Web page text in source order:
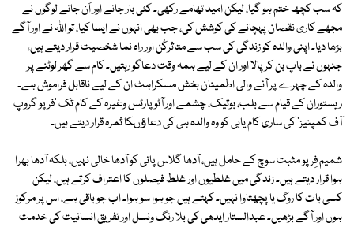
کہ سب کچھ ختم ہو گیا، لیکن امید تھامے رکھی۔ کئی بار جانے اور اَن جانے لوگوں نے
مجھے کاری نقصان پہچانے کی کوشش کی، جب بھی انہوں نے ایسا کیا، تو اللہ نے اور آگے
بڑھا دیا۔ اپنی والدہ کو زندگی کی سب سے متاثرکُن اور راہ نما شخصیت قرار دیتے ہیں،
جنہوں نے باپ بن کر پالا اور ان کے لیے ہمہ وقت دعاگو رہتیں۔ کام سے گھر لوٹنے پر
والدہ کے چہرے پر آنے والی اطمینان بخش مسکراہٹ ان کے لیے ناقابل فراموش ہے۔
ریستوران کے قیام سے بلب، بوتیک، چشمے اور آٹو پارٹس وغیرہ کے کام تک 'فرپو گروپ
آف کمپنیز' کی ساری کام یابی کو وہ والدہ ہی کی دعاﺅںکا ثمرہ قرار دیتے ہیں۔
شمیم فِرپو مثبت سوچ کے حامل ہیں، آدھا گلاس پانی کو آدھا خالی نہیں، بلکہ آدھا بھرا
ہوا قرار دیتے ہیں۔ زندگی میں غلطیوں اور غلط فیصلوں کا اعتراف کرتے ہیں، لیکن
کسی بات کا روگ یا پچھتاوا نہیں۔ کہتے ہیں جو ہوا سو ہوا۔ اب جو باقی ہے، اس پر مرکوز
ہوں اور آگے بڑھیں۔ عبدالستار ایدھی کی بلا رنگ ونسل اور تفریق انسانیت کی خدمت